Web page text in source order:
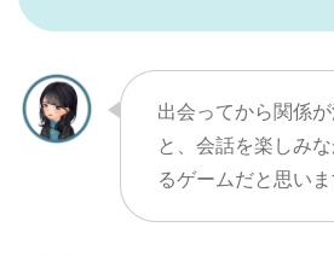
出会ってから関係
と、会話を楽しみ
るゲームだと思い